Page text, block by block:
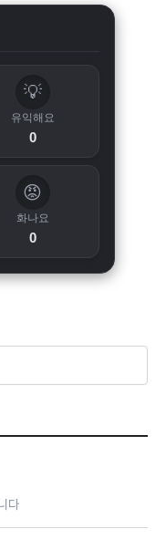
💡
유익해요
0
😡
화나요
0
다